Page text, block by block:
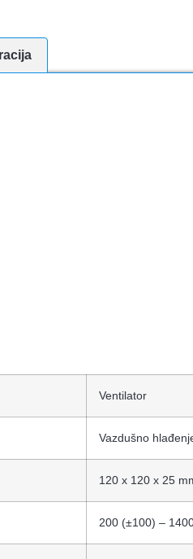
Ventilator
Vazdušno
120 x 120 x 25
200 (±100) –